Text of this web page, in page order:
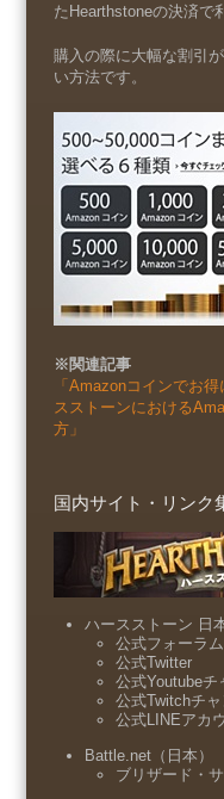
たHearthstoneの決済で
購入の際に大幅な割引
い方法です。
※関連記事
「Amazonコインでお
スストーンにおける
方」
国内サイト・リンク
ハースストーン 日
公式フォーラム
公式Twitter
公式Youtubeチ
公式Twitchチ
公式LINEアカ
Battle.net（日本）
ブリザード・